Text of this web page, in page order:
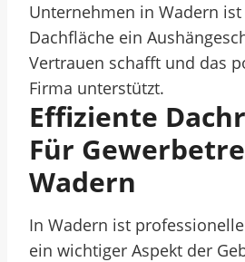
Unternehmen in Wadern
Dachfläche ein
Vertrauen schafft und das
Firma unterstützt.
Effiziente
Für
Wadern
In Wadern ist
ein wichtiger Aspekt der